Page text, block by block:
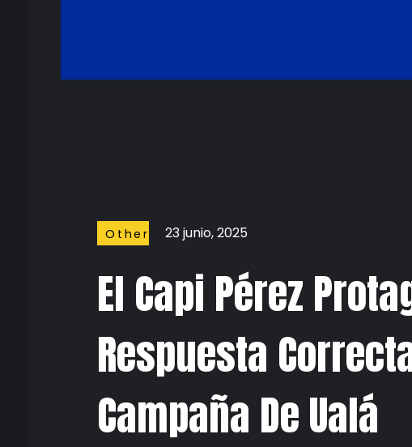
El Capi Pérez
Respuesta
Campaña De Ualá
23 junio, 2025
Other